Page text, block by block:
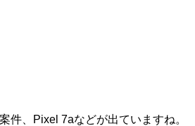
件、Pixel 7aなどが出ていますね。